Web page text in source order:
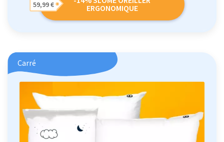
ERGONOMIQUE
59,99 €
Carré